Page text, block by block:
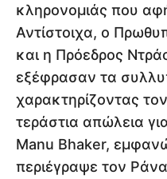
κληρονομιάς που
Αντίστοιχα, ο
και η Πρόεδρος
εξέφρασαν τα
χαρακτηρίζοντας
τεράστια απώλεια
Manu Bhaker,
περιέγραψε τον